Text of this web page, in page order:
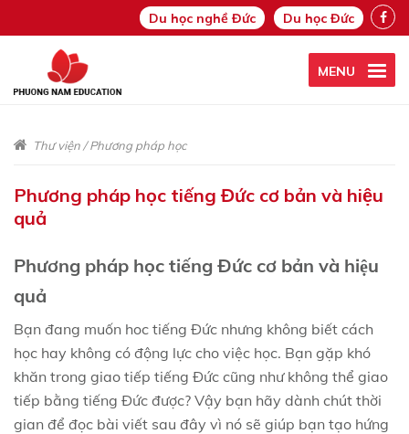
Du học nghề Đức Du học Đức
MENU
Thư viện/Phương pháp học
Phương pháp học tiếng Đức cơ bản và hiệu
quả
Phương pháp học tiếng Đức cơ bản và hiệu
quả
Bạn đang muốn hoc tiếng Đức nhưng không biết cách
học hay không có động lực cho việc học. Bạn gặp khó
khăn trong giao tiếp tiếng Đức cũng như không thể giao
tiếp bằng tiếng Đức được? Vậy bạn hãy dành chút thời
gian để đọc bài viết sau đây vì nó sẽ giúp bạn tạo hứng